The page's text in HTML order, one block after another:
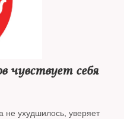
чувствует себя
не ухудшилось, уверяет